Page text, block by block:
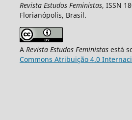
Revista Estudos Feministas, ISSN
Florianópolis, Brasil.
A Revista Estudos Feministasestá
Commons Atribuição 4.0